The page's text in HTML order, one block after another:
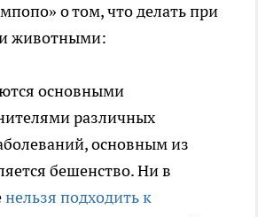
о том, что делать при
животными:
основными
различных
основным из
бешенство. Ни в
нельзя подходить к